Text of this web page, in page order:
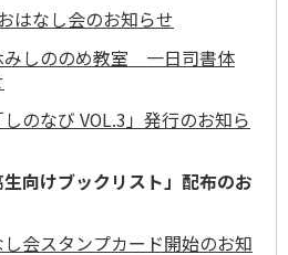
なし会のお知らせ
しののめ教室 一日司書体
のなび VOL.3」発行のお知ら
向けブックリスト」配布のお
会スタンプカード開始のお知